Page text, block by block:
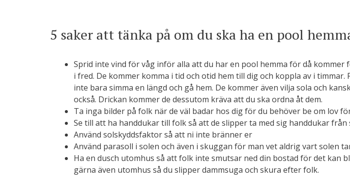
5 saker att tänka på om du ska ha en pool
Sprid inte vind för våg inför alla att du har en pool hemma för då kommer
i fred. De kommer komma i tid och otid hem till dig och koppla av i timmar.
inte bara simma en längd och gå hem. De kommer även vilja sola och
också. Drickan kommer de dessutom kräva att du ska ordna åt dem.
Ta inga bilder på folk när de väl badar hos dig för du behöver be om lov
Se till att ha handdukar till folk så att de slipper ta med sig handdukar från
Använd solskyddsfaktor så att ni inte bränner er
Använd parasoll i solen och även i skuggan för man vet aldrig vart solen
Ha en dusch utomhus så att folk inte smutsar ned din bostad för det kan
gärna även utomhus så du slipper dammsuga och skura efter folk.